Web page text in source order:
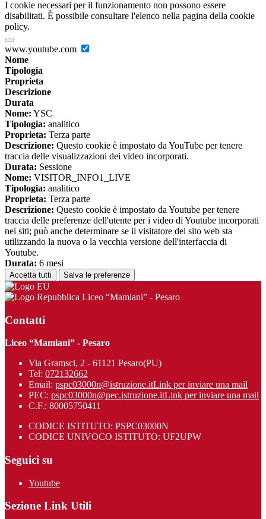
I cookie necessari per il funzionamento non possono essere
disabilitati. È possibile consultare l'elenco nella pagina della cookie
policy.
www.youtube.com
Nome
Tipologia
Proprieta
Descrizione
Durata
Nome: YSC
Tipologia: analitico
Proprieta: Terza parte
Descrizione: Questo cookie è impostato da YouTube per tenere
traccia delle visualizzazioni dei video incorporati.
Durata: Sessione
Nome: VISITOR_INFO1_LIVE
Tipologia: analitico
Proprieta: Terza parte
Descrizione: Questo cookie è impostato da Youtube per tenere
traccia delle preferenze dell'utente per i video di Youtube incorporati
nei siti; può anche determinare se il visitatore del sito web sta
utilizzando la nuova o la vecchia versione dell'interfaccia di
Youtube.
Durata: 6 mesi
Accetta tutti Salva le preferenze
Liceo “Mamiani” - Pesaro
Contatti
Liceo “Mamiani” - Pesaro
Via Gramsci, 2 - 61121 Pesaro(PU)
Tel: 072132662
Email: pspc03000n@istruzione.itLink per inviare una mail
PEC: pspc03000n@pec.istruzione.itLink per inviare una mail
C.F.: 80005750411
CODICE ISTITUTO: PSPC03000N
CODICE UNIVOCO ISTITUTO: UF2UPW
Seguici su
Youtube
Sezione Link Utili